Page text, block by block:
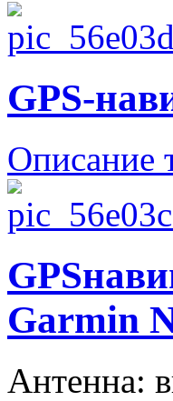
GPS-
Описание
Garmin
Антенна: